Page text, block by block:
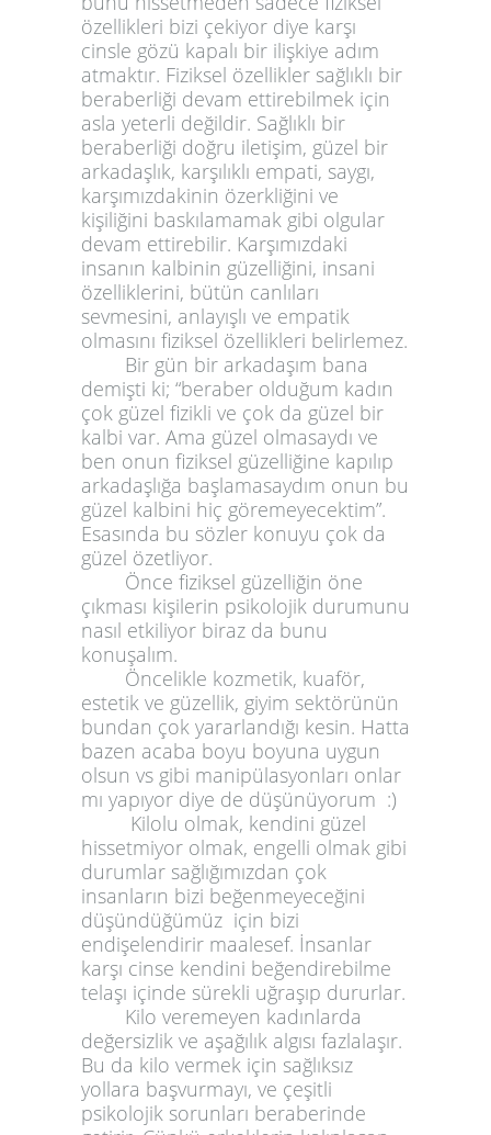
özellikleri bizi çekiyor diye karşı
cinsle gözü kapalı bir ilişkiye adım
atmaktır. Fiziksel özellikler sağlıklı bir
beraberliği devam ettirebilmek için
asla yeterli değildir. Sağlıklı bir
beraberliği doğru iletişim, güzel bir
arkadaşlık, karşılıklı empati, saygı,
karşımızdakinin özerkliğini ve
kişiliğini baskılamamak gibi olgular
devam ettirebilir. Karşımızdaki
insanın kalbinin güzelliğini, insani
özelliklerini, bütün canlıları
sevmesini, anlayışlı ve empatik
olmasını fiziksel özellikleri belirlemez.
Bir gün bir arkadaşım bana
demişti ki; “beraber olduğum kadın
çok güzel fizikli ve çok da güzel bir
kalbi var. Ama güzel olmasaydı ve
ben onun fiziksel güzelliğine kapılıp
arkadaşlığa başlamasaydım onun bu
güzel kalbini hiç göremeyecektim”.
Esasında bu sözler konuyu çok da
güzel özetliyor.
Önce fiziksel güzelliğin öne
çıkması kişilerin psikolojik durumunu
nasıl etkiliyor biraz da bunu
konuşalım.
Öncelikle kozmetik, kuaför,
estetik ve güzellik, giyim sektörünün
bundan çok yararlandığı kesin. Hatta
bazen acaba boyu boyuna uygun
olsun vs gibi manipülasyonları onlar
mı yapıyor diye de düşünüyorum :)
Kilolu olmak, kendini güzel
hissetmiyor olmak, engelli olmak gibi
durumlar sağlığımızdan çok
insanların bizi beğenmeyeceğini
düşündüğümüz için bizi
endişelendirir maalesef. İnsanlar
karşı cinse kendini beğendirebilme
telaşı içinde sürekli uğraşıp dururlar.
Kilo veremeyen kadınlarda
değersizlik ve aşağılık algısı fazlalaşır.
Bu da kilo vermek için sağlıksız
yollara başvurmayı, ve çeşitli
psikolojik sorunları beraberinde